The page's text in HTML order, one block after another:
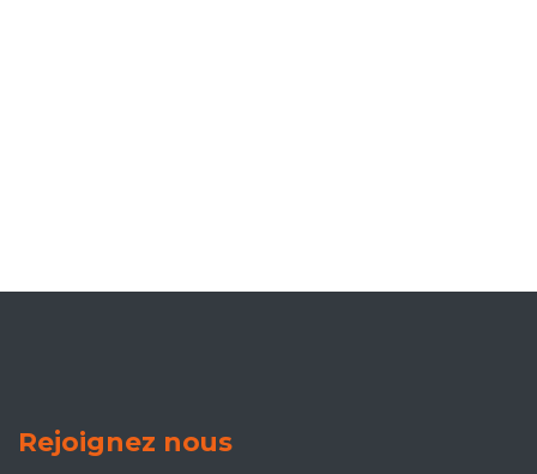
Rejoignez nous